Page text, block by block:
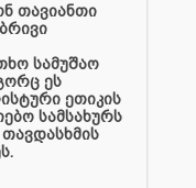
თავიანთი
სამუშაო
ეს
ეთიკის
სამსახურს